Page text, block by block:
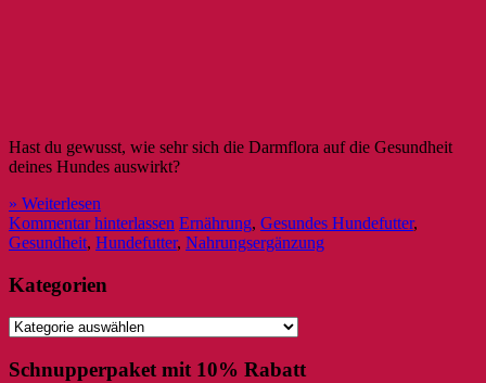
Hast du gewusst, wie sehr sich die Darmflora auf die Gesundheit
deines Hundes auswirkt?
» Weiterlesen
Kommentar hinterlassen Ernährung, Gesundes Hundefutter,
Gesundheit, Hundefutter, Nahrungsergänzung
Kategorien
Kategorien
Schnupperpaket mit 10% Rabatt